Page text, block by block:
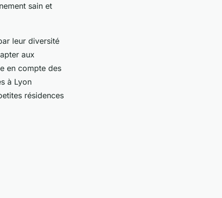
sain et
leur diversité
aux
en compte des
à Lyon
résidences